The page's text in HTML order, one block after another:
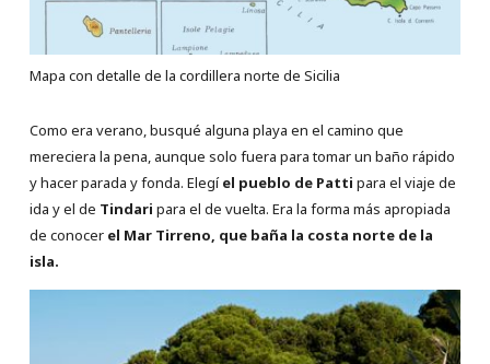
Mapa con detalle de la cordillera norte de Sicilia
Como era verano, busqué alguna playa en el camino que
mereciera la pena, aunque solo fuera para tomar un baño rápido
y hacer parada y fonda. Elegíel pueblo de Patti para el viaje de
ida y el de Tindari para el de vuelta. Era la forma más apropiada
de conocer el Mar Tirreno, que baña la costa norte de la
isla.